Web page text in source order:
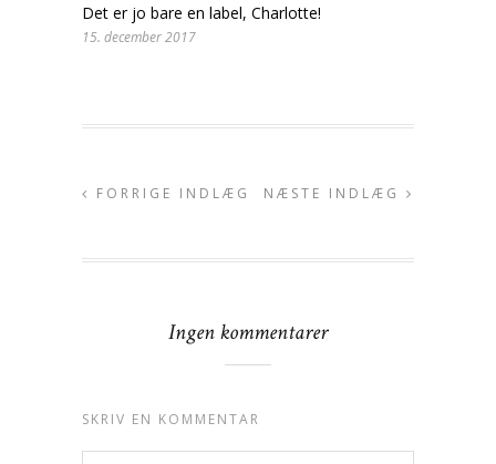
Det er jo bare en label, Charlotte!
15. december 2017
FORRIGE INDLÆG NÆSTE INDLÆG
Ingen kommentarer
SKRIV EN KOMMENTAR